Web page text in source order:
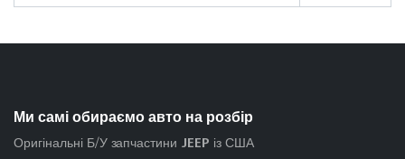
Ми самі обираємо авто на розбір
Оригінальні Б/У запчастини JEEP із США